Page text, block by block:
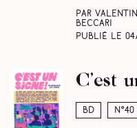
Par
Beccari
Publié le
BD N°40
C’est